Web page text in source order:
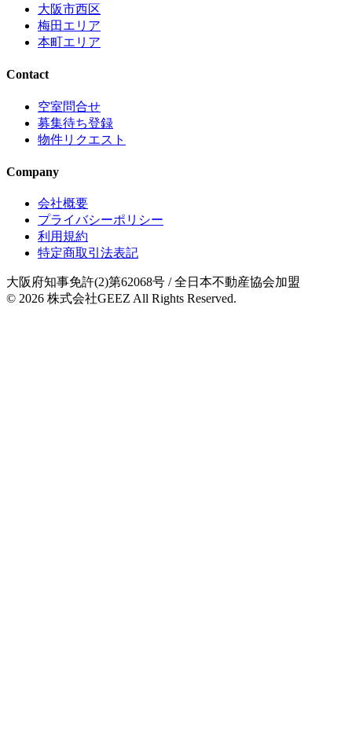
大阪市西区
梅田エリア
本町エリア
Contact
空室問合せ
募集待ち登録
物件リクエスト
Company
会社概要
プライバシーポリシー
利用規約
特定商取引法表記
大阪府知事免許(2)第62068号 / 全日本不動産協会加盟
© 2026 株式会社GEEZ All Rights Reserved.